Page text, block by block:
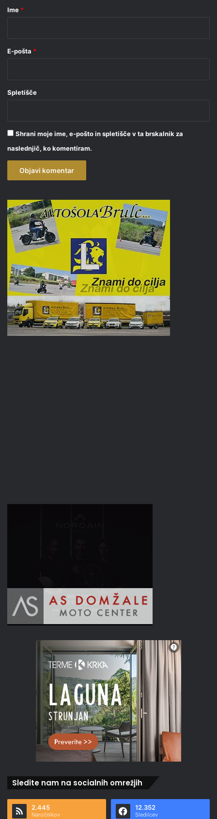
rIme *
E-pošta *
Spletišče
Shrani moje ime, e-pošto in spletišče v ta brskalnik za
naslednjič, ko komentiram.
Sledite nam na socialnih omrežjih
2.445
Naročnikov
12.352
Sledilcev